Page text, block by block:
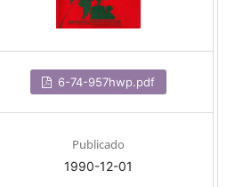
6-74-957hwp.pdf
Publicado
1990-12-01